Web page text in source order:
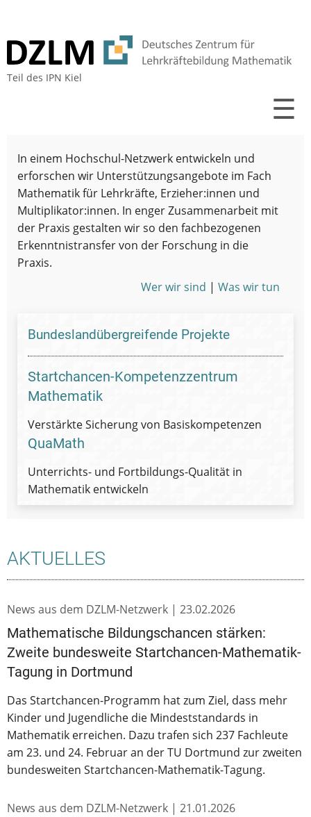
Teil des IPN Kiel
☰
In einem Hochschul-Netzwerk entwickeln und
erforschen wir Unterstützungsangebote im Fach
Mathematik für Lehrkräfte, Erzieher:innen und
Multiplikator:innen. In enger Zusammenarbeit mit
der Praxis gestalten wir so den fachbezogenen
Erkenntnistransfer von der Forschung in die
Praxis.
Wer wir sind | Was wir tun
Bundeslandübergreifende Projekte
Startchancen-Kompetenzzentrum
Mathematik
Verstärkte Sicherung von Basiskompetenzen
QuaMath
Unterrichts- und Fortbildungs-Qualität in
Mathematik entwickeln
AKTUELLES
News aus dem DZLM-Netzwerk | 23.02.2026
Mathematische Bildungschancen stärken:
Zweite bundesweite Startchancen-Mathematik-
Tagung in Dortmund
Das Startchancen-Programm hat zum Ziel, dass mehr
Kinder und Jugendliche die Mindeststandards in
Mathematik erreichen. Dazu trafen sich 237 Fachleute
am 23. und 24. Februar an der TU Dortmund zur zweiten
bundesweiten Startchancen-Mathematik-Tagung.
News aus dem DZLM-Netzwerk | 21.01.2026